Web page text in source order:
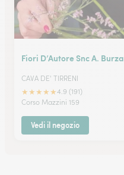
Fiori D’Autore Snc A. Burza
CAVA DE' TIRRENI
★★★★★4.9 (191)
Corso Mazzini 159
Vedi il negozio